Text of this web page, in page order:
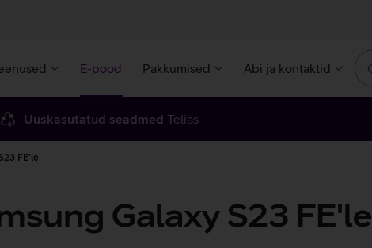
E-pood Pakkumised Abi ja kontaktid
Uuskasutatud seadmed Telias
FE'le
Galaxy S23 FE'le